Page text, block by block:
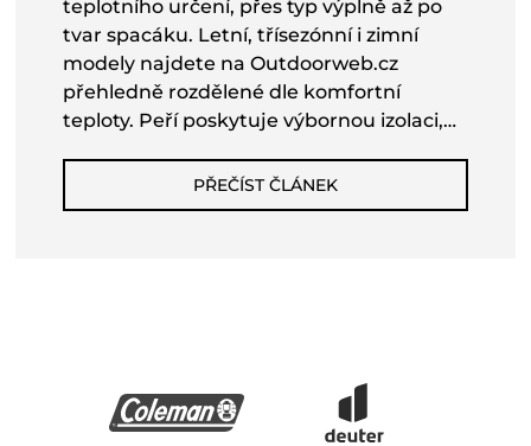
teplotního určení, přes typ výplně až po
tvar spacáku. Letní, třísezónní i zimní
modely najdete na Outdoorweb.cz
přehledně rozdělené dle komfortní
teploty. Peří poskytuje výbornou izolaci,
vlhkosti. Tvar mumie je ideální pro
chladné noci, obdélníkový zas nabídne
děti nebo milovníci ultralehkého
vybavení.
PŘEČÍST ČLÁNEK